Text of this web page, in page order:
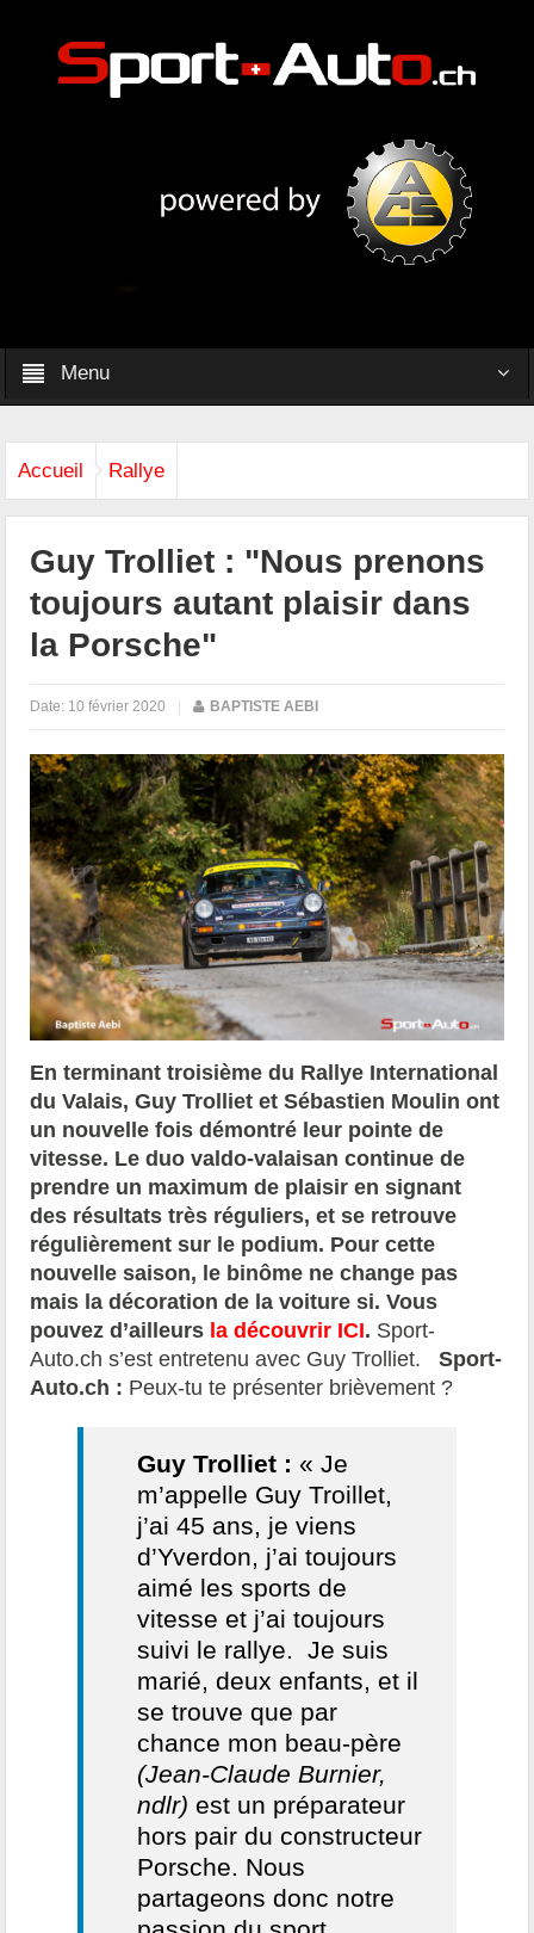
Menu
Accueil Rallye
Guy Trolliet : "Nous prenons
toujours autant plaisir dans
la Porsche"
Date: 10 février 2020 | BAPTISTE AEBI
En terminant troisième du Rallye International
du Valais, Guy Trolliet et Sébastien Moulin ont
un nouvelle fois démontré leur pointe de
vitesse. Le duo valdo-valaisan continue de
prendre un maximum de plaisir en signant
des résultats très réguliers, et se retrouve
régulièrement sur le podium. Pour cette
nouvelle saison, le binôme ne change pas
mais la décoration de la voiture si. Vous
pouvez d’ailleurs la découvrir ICI. Sport-
Auto.ch s’est entretenu avec Guy Trolliet.Sport-
Auto.ch : Peux-tu te présenter brièvement ?
Guy Trolliet :« Je
m’appelle Guy Troillet,
j’ai 45 ans, je viens
d’Yverdon, j’ai toujours
aimé les sports de
vitesse et j’ai toujours
suivi le rallye. Je suis
marié, deux enfants, et il
se trouve que par
chance mon beau-père
(Jean-Claude Burnier,
ndlr) est un préparateur
hors pair du constructeur
Porsche. Nous
partageons donc notre